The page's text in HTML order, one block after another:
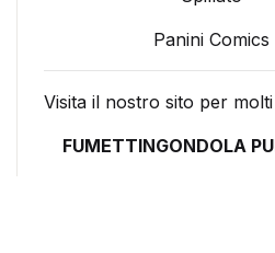
Panini Comics
Visita il nostro sito per
FUMETTINGONDOLA